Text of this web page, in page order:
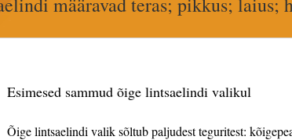
Esimesed sammud õige lintsaelindi valikul
Õige lintsaelindi valik sõltub paljudest teguritest: